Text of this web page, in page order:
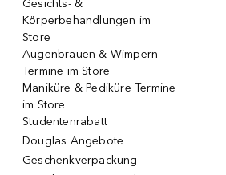
Gesichts- &
Körperbehandlungen im
Store
Augenbrauen & Wimpern
Termine im Store
Maniküre & Pediküre Termine
im Store
Studentenrabatt
Douglas Angebote
Geschenkverpackung